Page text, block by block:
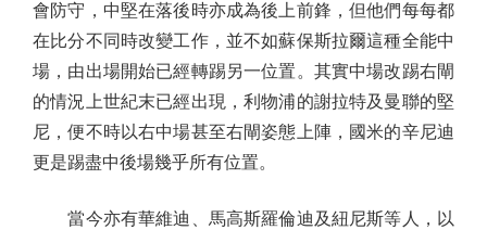
會防守，中堅在落後時亦成為後上前鋒，但他們每每都
在比分不同時改變工作，並不如蘇保斯拉爾這種全能中
場，由出場開始已經轉踢另一位置。其實中場改踢右閘
的情況上世紀末已經出現，利物浦的謝拉特及曼聯的堅
尼，便不時以右中場甚至右閘姿態上陣，國米的辛尼迪
更是踢盡中後場幾乎所有位置。
當今亦有華維迪、馬高斯羅倫迪及紐尼斯等人，以